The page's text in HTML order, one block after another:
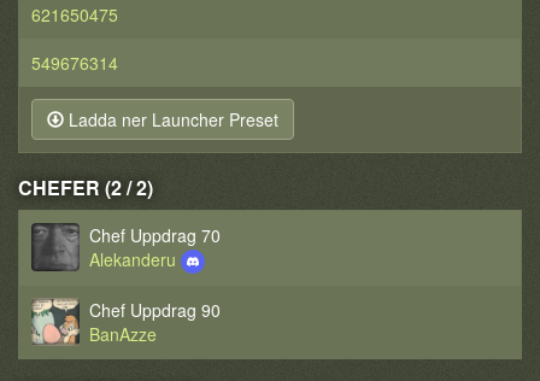
621650475
549676314
Ladda ner Launcher Preset
CHEFER (2 / 2)
Chef Uppdrag 70
Alekanderu
Chef Uppdrag 90
BanAzze